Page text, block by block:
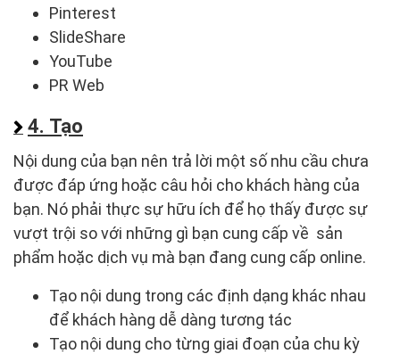
Pinterest
SlideShare
YouTube
PR Web
4. Tạo
Nội dung của bạn nên trả lời một số nhu cầu chưa
được đáp ứng hoặc câu hỏi cho khách hàng của
bạn. Nó phải thực sự hữu ích để họ thấy được sự
vượt trội so với những gì bạn cung cấp về sản
phẩm hoặc dịch vụ mà bạn đang cung cấp online.
Tạo nội dung trong các định dạng khác nhau
để khách hàng dễ dàng tương tác
Tạo nội dung cho từng giai đoạn của chu kỳ